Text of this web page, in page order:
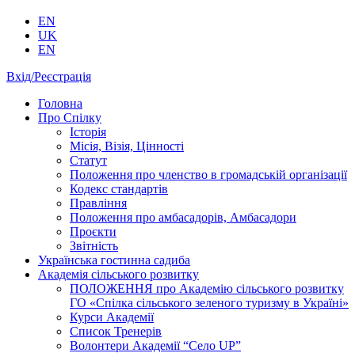
EN
UK
EN
Вхід/Реєстрація
Головна
Про Спілку
Історія
Місія, Візія, Цінності
Статут
Положення про членство в громадській організації
Кодекс стандартів
Правління
Положення про амбасадорів, Амбасадори
Проєкти
Звітність
Українська гостинна садиба
Академія сільського розвитку
ПОЛОЖЕННЯ про Академію cільського розвитку
ГО «Спілка сільського зеленого туризму в Україні»
Курси Академії
Список Тренерів
Волонтери Академії “Село UP”